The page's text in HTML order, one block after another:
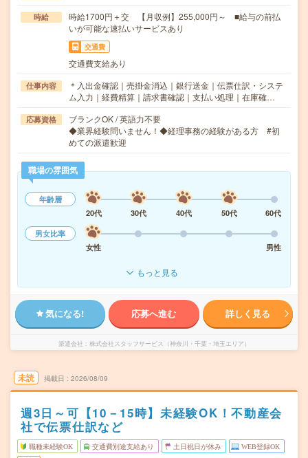
時給
時給1700円＋交 【月収例】255,000円～ ■給与の前払
いが可能な速払いサービスあり
交通費
交通費支給あり
仕事内容
＊入出金確認｜売掛金消込｜銀行送金｜伝票仕訳・システ
ム入力｜経費精算｜請求書確認｜支払い処理｜在庫確…
応募資格
ブランクOK / 英語力不要
◆業界経験問いません！◆経理事務の経験がある方 #初
めての派遣歓迎
職場の雰囲気
年齢層
20代
30代 40代 50代
60代
男女比率
女性
男性
もっと見る
気になる! 応募へ進む 詳しく見る
派遣会社 株式会社スタッフサービス（神奈川・千葉・埼玉エリア）
未読 掲載日 2026/08/09
週3日～可【10－15時】未経験OK！不動産会
社で伝票仕訳など
職種未経験OK 交通費別途支給あり 土日祝日が休み WEB登録OK